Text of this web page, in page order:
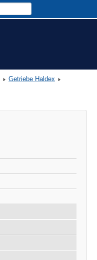
Getriebe Haldex